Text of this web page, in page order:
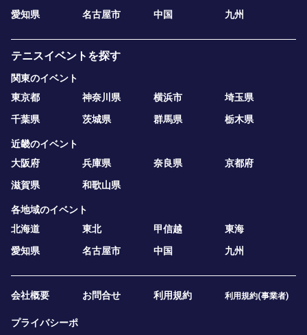
愛知県
名古屋市 中国 九州
テニスイベントを探す
関東のイベント
東京都
神奈川県 横浜市
埼玉県
千葉県
茨城県 群馬県 栃木県
近畿のイベント
大阪府
兵庫県 奈良県
京都府
滋賀県
和歌山県
各地域のイベント
北海道
東北 甲信越
東海
愛知県
名古屋市 中国 九州
会社概要 お問合せ 利用規約 利用規約(事業者)
プライバシーポ